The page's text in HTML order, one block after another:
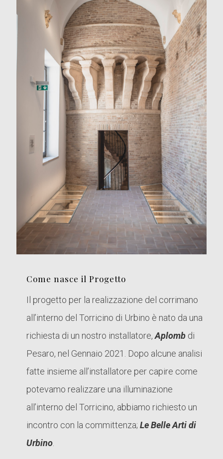
Come nasce il Progetto
Il progetto per la realizzazione del corrimano
all’interno del Torricino di Urbino è nato da una
richiesta di un nostro installatore,Aplomb di
Pesaro, nel Gennaio 2021. Dopo alcune analisi
fatte insieme all’installatore per capire come
potevamo realizzare una illuminazione
all’interno del Torricino, abbiamo richiesto un
incontro con la committenza; Le Belle Arti di
Urbino